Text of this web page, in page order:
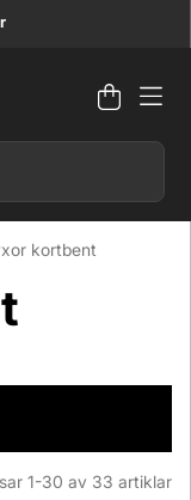
Antal i
.
kortbent
1-30 av 33 artiklar